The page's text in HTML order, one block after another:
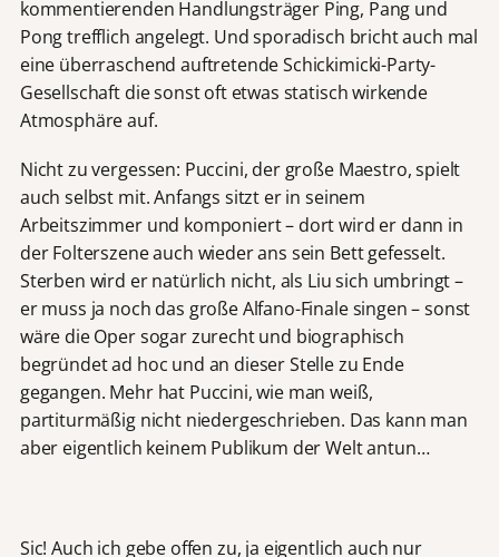
kommentierenden Handlungsträger Ping, Pang und
Pong trefflich angelegt. Und sporadisch bricht auch mal
eine überraschend auftretende Schickimicki-Party-
Gesellschaft die sonst oft etwas statisch wirkende
Atmosphäre auf.
Nicht zu vergessen: Puccini, der große Maestro, spielt
auch selbst mit. Anfangs sitzt er in seinem
Arbeitszimmer und komponiert – dort wird er dann in
der Folterszene auch wieder ans sein Bett gefesselt.
Sterben wird er natürlich nicht, als Liu sich umbringt –
er muss ja noch das große Alfano-Finale singen – sonst
wäre die Oper sogar zurecht und biographisch
begründet ad hoc und an dieser Stelle zu Ende
gegangen. Mehr hat Puccini, wie man weiß,
partiturmäßig nicht niedergeschrieben. Das kann man
aber eigentlich keinem Publikum der Welt antun…
Sic! Auch ich gebe offen zu, ja eigentlich auch nur